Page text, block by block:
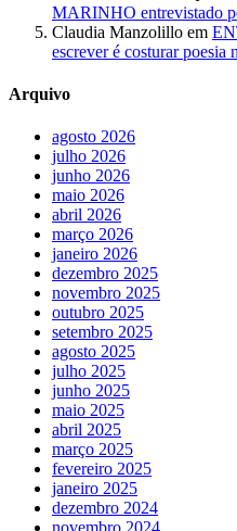
MARINHO entrevistado
Claudia Manzolillo em
escrever é costurar
Arquivo
agosto 2026
julho 2026
junho 2026
maio 2026
abril 2026
março 2026
janeiro 2026
dezembro 2025
novembro 2025
outubro 2025
setembro 2025
agosto 2025
julho 2025
junho 2025
maio 2025
abril 2025
março 2025
fevereiro 2025
janeiro 2025
dezembro 2024